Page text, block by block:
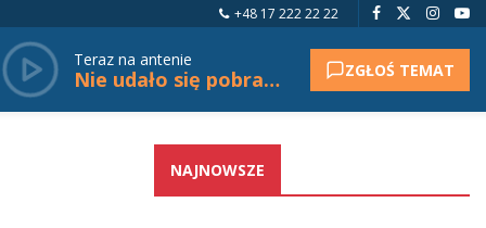
+48 17 222 22 22
Teraz na antenie
Nie udało się pobrać tytułu. ZGŁOŚ TEMAT
NAJNOWSZE